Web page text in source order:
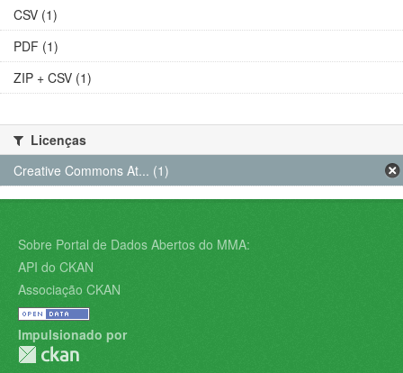
CSV (1)
PDF (1)
ZIP + CSV (1)
Licenças
Creative Commons At... (1)
Sobre Portal de Dados Abertos do MMA:
API do CKAN
Associação CKAN
Impulsionado por